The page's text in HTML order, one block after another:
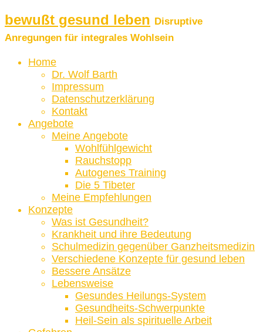
bewußt gesund leben Disruptive
Anregungen für integrales Wohlsein
Home
Dr. Wolf Barth
Impressum
Datenschutzerklärung
Kontakt
Angebote
Meine Angebote
Wohlfühlgewicht
Rauchstopp
Autogenes Training
Die 5 Tibeter
Meine Empfehlungen
Konzepte
Was ist Gesundheit?
Krankheit und ihre Bedeutung
Schulmedizin gegenüber Ganzheitsmedizin
Verschiedene Konzepte für gesund leben
Bessere Ansätze
Lebensweise
Gesundes Heilungs-System
Gesundheits-Schwerpunkte
Heil-Sein als spirituelle Arbeit